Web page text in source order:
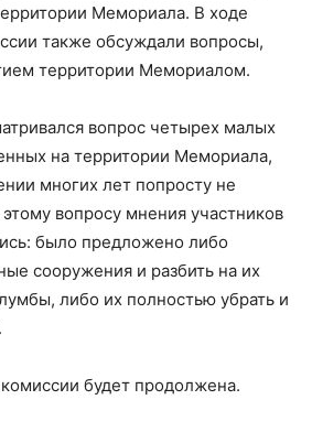
Мемориала. В ходе
также обсуждали вопросы,
территории Мемориалом.
вопрос четырех малых
на территории Мемориала,
многих лет попросту не
вопросу мнения участников
было предложено либо
сооружения и разбить на их
либо их полностью убрать и
будет продолжена.